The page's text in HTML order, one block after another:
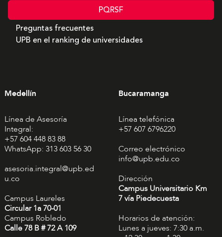
PQRSF
Preguntas frecuentes
UPB en el ranking de universidades
Medellín
Línea de Asesoría
Integral:
+57 604 448 83 88
WhatsApp: 313 603 56 30
asesoria.integral@upb.ed
u.co
Campus Laureles
Circular 1a 70-01
Campus Robledo
Calle 78 B # 72 A 109
Bucaramanga
Línea telefónica
+57 607 6796220
Correo electrónico
info@upb.edu.co
Dirección
Campus Universitario Km
7 vía Piedecuesta
Horarios de atención:
Lunes a jueves: 7:30 a.m.